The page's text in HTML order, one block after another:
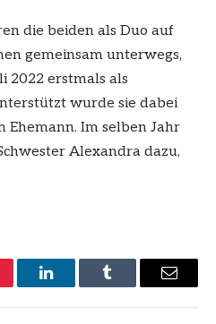
die beiden als Duo auf
gemeinsam unterwegs,
2022 erstmals als
wurde sie dabei
Im selben Jahr
Alexandra dazu,
LinkedInTumblr Email